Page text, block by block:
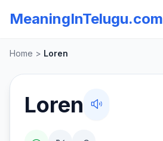
MeaningInTelugu.com
Home > Loren
Loren